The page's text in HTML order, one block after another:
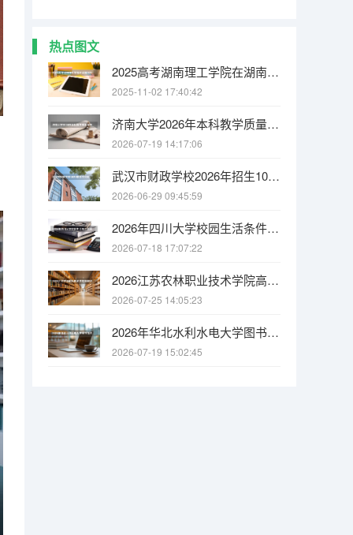
热点图文
2025高考湖南理工学院在湖南招生批次 有哪些专业？
2025-11-02 17:40:42
济南大学2026年本科教学质量报告：师生比、课程满意度与毕业率
2026-07-19 14:17:06
武汉市财政学校2026年招生1080人，新增人工智能技术与应用、无人机3+2专业
2026-06-29 09:45:59
2026年四川大学校园生活条件全解析：宿舍、食堂、交通与周边配套
2026-07-18 17:07:22
2026江苏农林职业技术学院高职招生全知道：分数线、费用、就业方向
2026-07-25 14:05:23
2026年华北水利水电大学图书馆资源：馆藏量、开放时间与研究支持
2026-07-19 15:02:45